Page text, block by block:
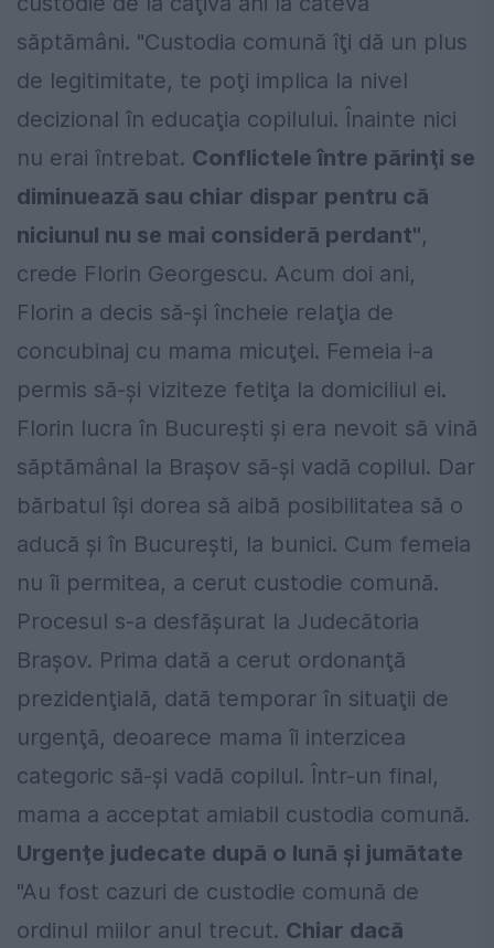
săptămâni. "Custodia comună îţi dă un plus
de legitimitate, te poţi implica la nivel
decizional în educaţia copilului. Înainte nici
nu erai întrebat. Conflictele între părinţi se
diminuează sau chiar dispar pentru că
niciunul nu se mai consideră perdant",
crede Florin Georgescu. Acum doi ani,
Florin a decis să-şi încheie relaţia de
concubinaj cu mama micuţei. Femeia i-a
permis să-şi viziteze fetiţa la domiciliul ei.
Florin lucra în Bucureşti şi era nevoit să vină
săptămânal la Braşov să-şi vadă copilul. Dar
bărbatul îşi dorea să aibă posibilitatea să o
aducă şi în Bucureşti, la bunici. Cum femeia
nu îi permitea, a cerut custodie comună.
Procesul s-a desfăşurat la Judecătoria
Braşov. Prima dată a cerut ordonanţă
prezidenţială, dată temporar în situaţii de
urgenţă, deoarece mama îi interzicea
categoric să-şi vadă copilul. Într-un final,
mama a acceptat amiabil custodia comună.
Urgenţe judecate după o lună şi jumătate
"Au fost cazuri de custodie comună de
ordinul miilor anul trecut. Chiar dacă